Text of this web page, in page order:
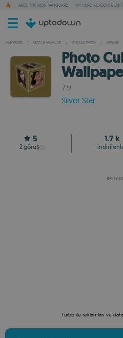
ARES: THE IRON VANGUARD MY HERO ACADEMIA
ANDROID / UYGULAMALAR / YAŞAM TARZI / KOMIK
Photo
7.9
Silver Star
5
2görüş
1.7 k
REKLAM
Turbo ile reklamları ve daha